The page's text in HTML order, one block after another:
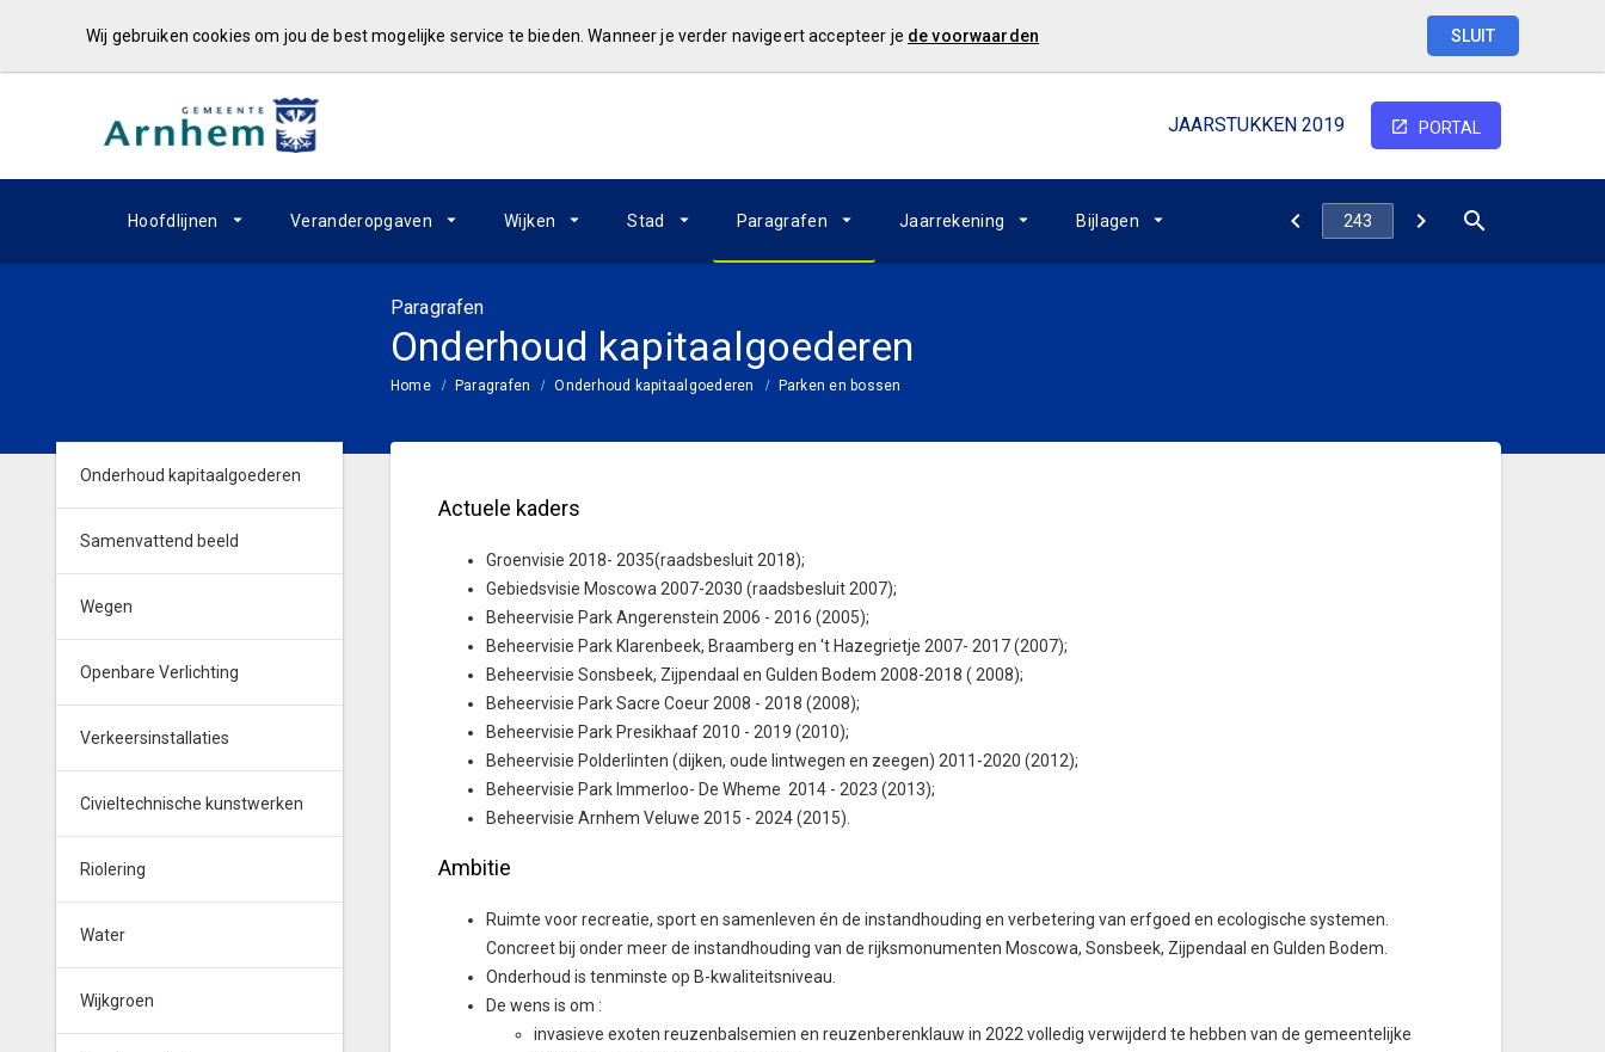
JAARSTUKKEN 2019 PORTAL
Hoofdlijnen Veranderopgaven Wijken Stad Paragrafen Jaarrekening Bijlagen
Paragrafen
Onderhoud kapitaalgoederen
Home Paragrafen Onderhoud kapitaalgoederen Parken en bossen
Actuele kaders
Groenvisie 2018- 2035(raadsbesluit 2018);
Gebiedsvisie Moscowa 2007-2030 (raadsbesluit 2007);
Beheervisie Park Angerenstein 2006 - 2016 (2005);
Beheervisie Park Klarenbeek, Braamberg en 't Hazegrietje 2007- 2017 (2007);
Beheervisie Sonsbeek, Zijpendaal en Gulden Bodem 2008-2018 ( 2008);
Beheervisie Park Sacre Coeur 2008 - 2018 (2008);
Beheervisie Park Presikhaaf 2010 - 2019 (2010);
Beheervisie Polderlinten (dijken, oude lintwegen en zeegen) 2011-2020 (2012);
Beheervisie Park Immerloo- De Wheme 2014 - 2023 (2013);
Beheervisie Arnhem Veluwe 2015 - 2024 (2015).
Ambitie
Ruimte voor recreatie, sport en samenleven én de instandhouding en verbetering van erfgoed en ecologische systemen.
Concreet bij onder meer de instandhouding van de rijksmonumenten Moscowa, Sonsbeek, Zijpendaal en Gulden Bodem.
Onderhoud is tenminste op B-kwaliteitsniveau.
De wens is om :
invasieve exoten reuzenbalsemien en reuzenberenklauw in 2022 volledig verwijderd te hebben van de gemeentelijke
Onderhoud kapitaalgoederen
Samenvattend beeld
Wegen
Openbare Verlichting
Verkeersinstallaties
Civieltechnische kunstwerken
Riolering
Water
Wijkgroen
Wij gebruiken cookies om jou de best mogelijke service te bieden. Wanneer je verder navigeert accepteer je de voorwaarden SLUIT